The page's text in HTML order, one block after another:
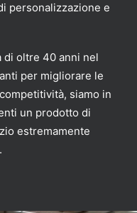
personalizzazione e
di oltre 40 anni nel
per migliorare le
siamo in
un prodotto di
estremamente